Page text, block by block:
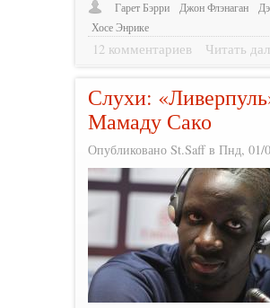
Гарет Бэрри Джон Флэнаган
Хосе Энрике
12 комментариев Читать
Слухи:
Мамаду Сако
Опубликовано St.Saff в Пнд, 01/